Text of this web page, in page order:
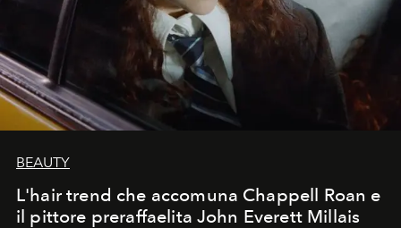
BEAUTY
L'hair trend che accomuna Chappell Roan e
il pittore preraffaelita John Everett Millais